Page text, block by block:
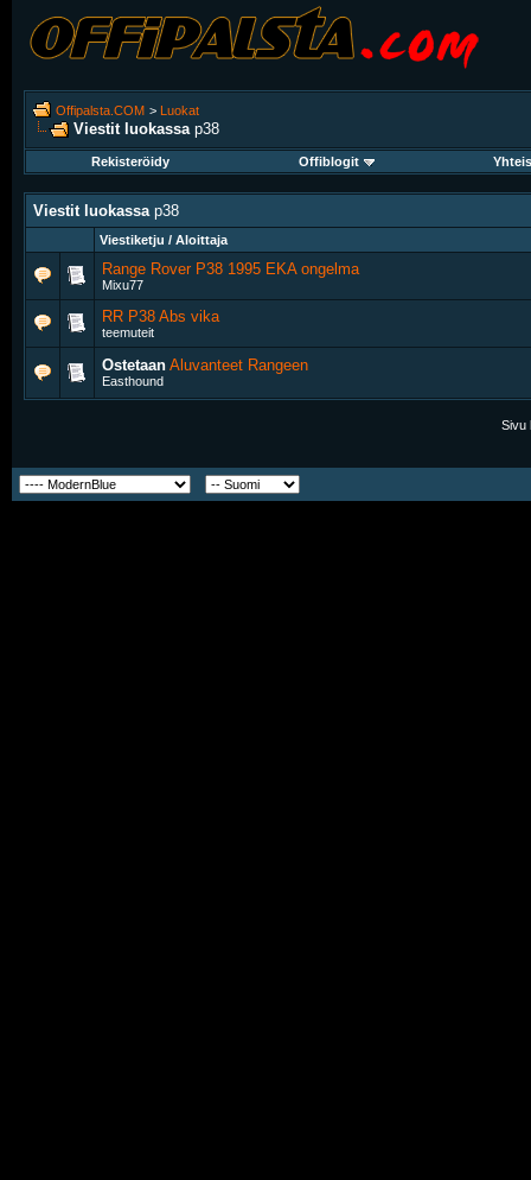
Offipalsta.COM > Luokat
Viestit luokassa p38
Rekisteröidy Offiblogit
Viestit luokassa p38
Viestiketju / Aloittaja
Range Rover P38 1995 EKA ongelma
Mixu77
RR P38 Abs vika
teemuteit
Ostetaan Aluvanteet Rangeen
Easthound
Sivu